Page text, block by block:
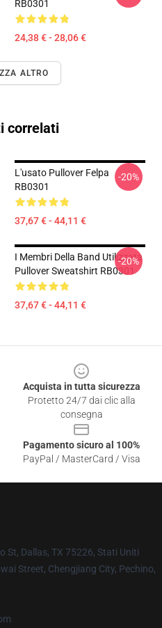
RB0301
24,38 € - 28,06 €
ALTRO
correlati
L'usato Pullover Felpa
RB0301
37,67 € - 44,11 €
-20%
I Membri Della Band Utilizzata
Pullover Sweatshirt RB0301
37,67 € - 44,11 €
-20%
Acquista in tutta sicurezza
Protetto 24/7 dai clic alla
consegna
Pagamento sicuro al 100%
PayPal / MasterCard / Visa
St, Dallas, TX 75226, Stati Uniti
Street, Chengjiang City, Pechino,